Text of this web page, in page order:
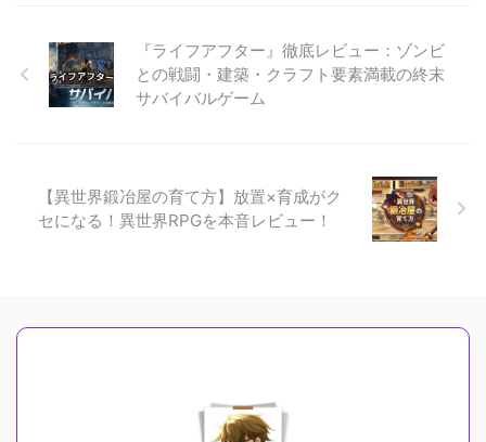
『ライフアフター』徹底レビュー：ゾンビ
との戦闘・建築・クラフト要素満載の終末
サバイバルゲーム
【異世界鍛冶屋の育て方】放置×育成がク
セになる！異世界RPGを本音レビュー！